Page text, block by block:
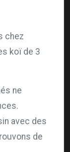
chez
koï de 3
ne
avec des
de